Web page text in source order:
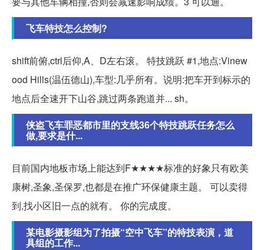
飞车特技怎么控制?
shift前俯,ctrl后仰,A、D左右滚。 特技跳跃 #1,地点:Vinew
ood Hills(温伍德山),车型:几乎所有。说明:把车开到标示的
地点后全速开下山谷,跳过两条跑道并... sh。
侠盗飞车罪恶都市里的支线36个特技跳跃任务怎么
做,要求是什...
目前国内地板市场上能达到F★★★★标准的好象只有欧美
康树,圣象,圣保罗,也都是在推广环保健康主题。 可以卖得
到,找小区旧一点的就有。 你的完成度。
某电影摄影组为了拍摄“空中飞车”的特技表演，道
具组的工作...